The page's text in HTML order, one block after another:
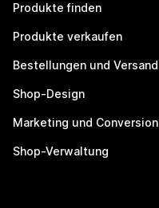
Produkte finden
Produkte verkaufen
Bestellungen und Versand
Shop-Design
Marketing und Conversion
Shop-Verwaltung